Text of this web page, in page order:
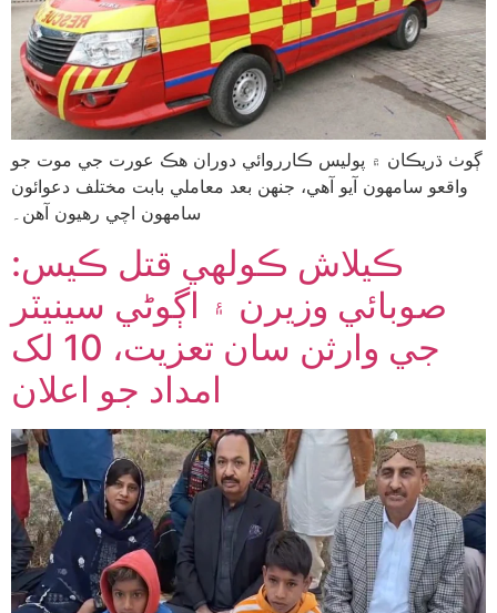
ڳوٺ ڌريڪان ۾ پوليس ڪارروائي دوران هڪ عورت جي موت جو
واقعو سامهون آيو آهي، جنهن بعد معاملي بابت مختلف دعوائون
سامهون اچي رهيون آهن۔
ڪيلاش ڪولهي قتل ڪيس:
صوبائي وزيرن ۽ اڳوڻي سينيٽر
جي وارثن سان تعزيت، 10 لک
امداد جو اعلان